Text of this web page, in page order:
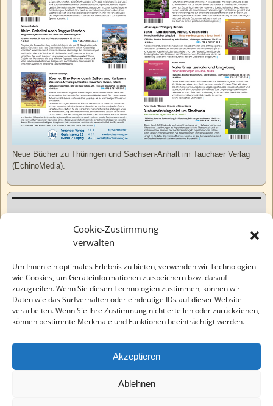
Cookie-Zustimmung
verwalten
Um Ihnen ein optimales Erlebnis zu bieten, verwenden wir Technologien
wie Cookies, um Geräteinformationen zu speichern bzw. darauf
zuzugreifen. Wenn Sie diesen Technologien zustimmen, können wir
Daten wie das Surfverhalten oder eindeutige IDs auf dieser Website
verarbeiten. Wenn Sie Ihre Zustimmung nicht erteilen oder zurückziehen,
können bestimmte Merkmale und Funktionen beeinträchtigt werden.
Akzeptieren
Ablehnen
Neue Bücher zu Thüringen und Sachsen-Anhalt im Tauchaer Verlag
(EchinoMedia).
Varia